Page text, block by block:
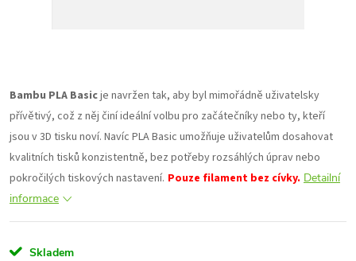
Bambu PLA Basicje navržen tak, aby byl mimořádně uživatelsky
přívětivý, což z něj činí ideální volbu pro začátečníky nebo ty, kteří
jsou v 3D tisku noví. Navíc PLA Basic umožňuje uživatelům dosahovat
kvalitních tisků konzistentně, bez potřeby rozsáhlých úprav nebo
pokročilých tiskových nastavení. Pouze filament bez cívky. Detailní
informace
Skladem